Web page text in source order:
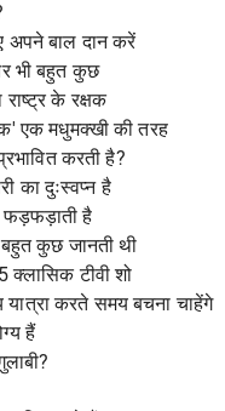
अपने बाल दान करें
भी बहुत कुछ
के रक्षक
एक मधुमक्खी की तरह
करती है?
का दुःस्वप्न है
है
बहुत कुछ जानती थी
टीवी शो
करते समय बचना चाहेंगे
हैं